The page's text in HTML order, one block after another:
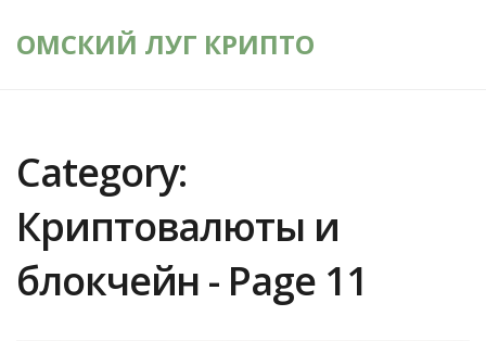
ОМСКИЙ ЛУГ КРИПТО
Category:
Криптовалюты и
блокчейн - Page 11